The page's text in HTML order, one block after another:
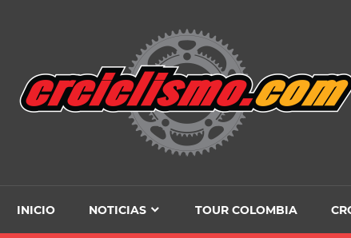
INICIO NOTICIAS TOUR COLOMBIA